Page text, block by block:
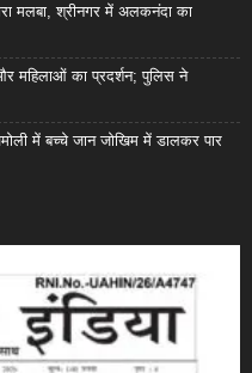
मलबा, श्रीनगर में अलकनंदा का
महिलाओं का प्रदर्शन; पुलिस ने
में बच्चे जान जोखिम में डालकर पार